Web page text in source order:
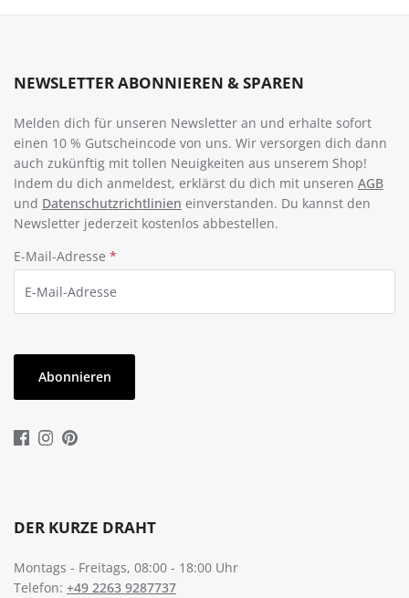
NEWSLETTER ABONNIEREN & SPAREN
Melden dich für unseren Newsletter an und erhalte sofort
einen 10 % Gutscheincode von uns. Wir versorgen dich dann
auch zukünftig mit tollen Neuigkeiten aus unserem Shop!
Indem du dich anmeldest, erklärst du dich mit unseren AGB
und Datenschutzrichtlinien einverstanden. Du kannst den
Newsletter jederzeit kostenlos abbestellen.
E-Mail-Adresse *
Abonnieren
DER KURZE DRAHT
Montags - Freitags, 08:00 - 18:00 Uhr
Telefon: +49 2263 9287737